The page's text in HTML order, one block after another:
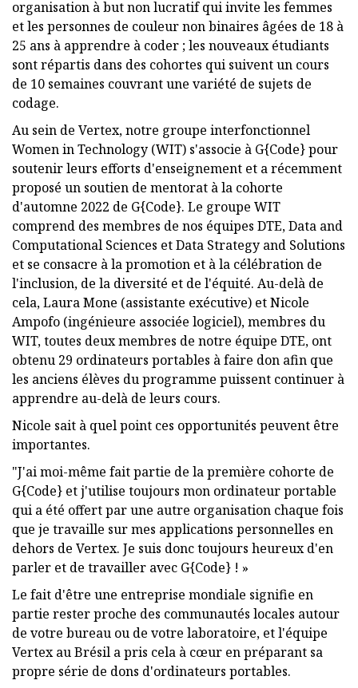
organisation à but non lucratif qui invite les femmes
et les personnes de couleur non binaires âgées de 18 à
25 ans à apprendre à coder ; les nouveaux étudiants
sont répartis dans des cohortes qui suivent un cours
de 10 semaines couvrant une variété de sujets de
codage.
Au sein de Vertex, notre groupe interfonctionnel
Women in Technology (WIT) s'associe à G{Code} pour
soutenir leurs efforts d'enseignement et a récemment
proposé un soutien de mentorat à la cohorte
d'automne 2022 de G{Code}. Le groupe WIT
comprend des membres de nos équipes DTE, Data and
Computational Sciences et Data Strategy and Solutions
et se consacre à la promotion et à la célébration de
l'inclusion, de la diversité et de l'équité. Au-delà de
cela, Laura Mone (assistante exécutive) et Nicole
Ampofo (ingénieure associée logiciel), membres du
WIT, toutes deux membres de notre équipe DTE, ont
obtenu 29 ordinateurs portables à faire don afin que
les anciens élèves du programme puissent continuer à
apprendre au-delà de leurs cours.
Nicole sait à quel point ces opportunités peuvent être
importantes.
"J'ai moi-même fait partie de la première cohorte de
G{Code} et j'utilise toujours mon ordinateur portable
qui a été offert par une autre organisation chaque fois
que je travaille sur mes applications personnelles en
dehors de Vertex. Je suis donc toujours heureux d'en
parler et de travailler avec G{Code} ! »
Le fait d'être une entreprise mondiale signifie en
partie rester proche des communautés locales autour
de votre bureau ou de votre laboratoire, et l'équipe
Vertex au Brésil a pris cela à cœur en préparant sa
propre série de dons d'ordinateurs portables.